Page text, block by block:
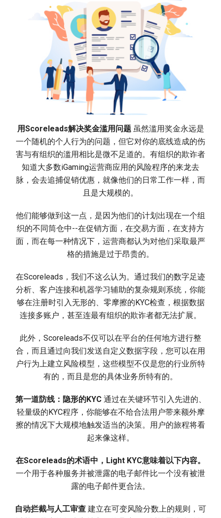
用Scoreleads解决奖金滥用问题 虽然滥用奖金永远是
一个随机的个人行为的问题，但它对你的底线造成的伤
害与有组织的滥用相比是微不足道的。有组织的欺诈者
知道大多数iGaming运营商应用的风险程序的来龙去
脉，会去追捕促销优惠，就像他们的日常工作一样，而
且是大规模的。
他们能够做到这一点，是因为他们的计划出现在一个组
织的不同筒仓中--在促销方面，在交易方面，在支持方
面，而在每一种情况下，运营商都认为对他们采取最严
格的措施是过于昂贵的。
在Scoreleads，我们不这么认为。通过我们的数字足迹
分析、客户连接和机器学习辅助的复杂规则系统，你能
够在注册时引入无形的、零摩擦的KYC检查，根据数据
连接多账户，甚至连最有组织的欺诈者都无法扩展。
此外，Scoreleads不仅可以在平台的任何地方进行整
合，而且通过向我们发送自定义数据字段，您可以在用
户行为上建立风险模型，这些模型不仅是您的行业所特
有的，而且是您的具体业务所特有的。
第一道防线：隐形的KYC 通过在关键环节引入先进的、
轻量级的KYC程序，你能够在不给合法用户带来额外摩
擦的情况下大规模地触发适当的决策。用户的旅程将看
起来像这样。
在Scoreleads的术语中，Light KYC意味着以下内容。
一个用于各种服务并被泄露的电子邮件比一个没有被泄
露的电子邮件更合法。
自动拦截与人工审查 建立在可变风险分数上的规则，可